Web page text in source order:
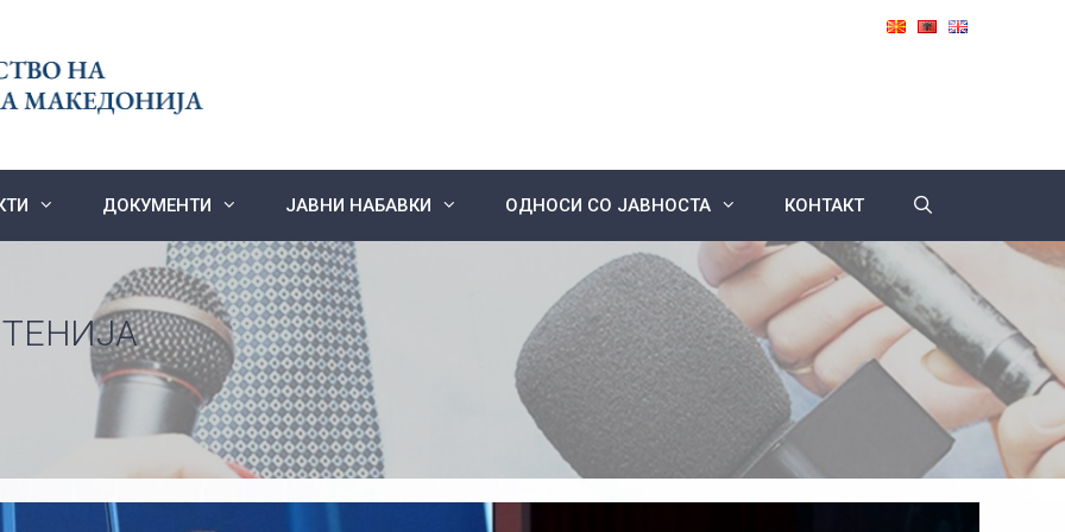
ДОКУМЕНТИ ЈАВНИ НАБАВКИ ОДНОСИ СО ЈАВНОСТА КОНТАКТ